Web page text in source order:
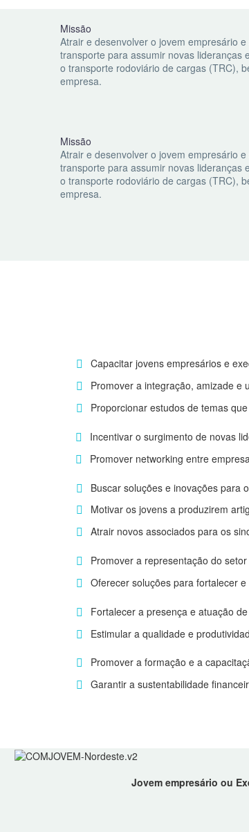
Missão
Atrair e desenvolver o jovem empresário
transporte para assumir novas lideranças
o transporte rodoviário de cargas (TRC),
empresa.
Missão
Atrair e desenvolver o jovem empresário
transporte para assumir novas lideranças
o transporte rodoviário de cargas (TRC),
empresa.
Capacitar jovens empresários e
Promover a integração, amizade e
Proporcionar estudos de temas
Incentivar o surgimento de novas
Promover networking entre
Buscar soluções e inovações para
Motivar os jovens a produzirem
Atrair novos associados para os
Promover a representação do
Oferecer soluções para fortalecer
Fortalecer a presença e atuação
Estimular a qualidade e
Promover a formação e a
Garantir a sustentabilidade
Jovem empresário ou